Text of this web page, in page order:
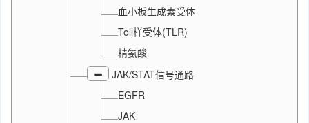
血小板生成素受体
Toll样受体(TLR)
精氨酸
JAK/STAT信号通路
EGFR
JAK